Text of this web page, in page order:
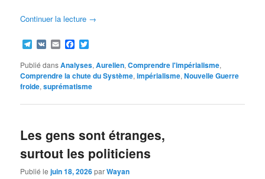
Continuer la lecture →
Telegram
VK EmailFacebook
Publié dansAnalyses,Aurelien,Comprendre l'impérialisme,
Comprendre la chute du Système,impérialisme,Nouvelle Guerre
froide,suprématisme
Les gens sont étranges,
surtout les politiciens
Publié lejuin 18, 2026parWayan